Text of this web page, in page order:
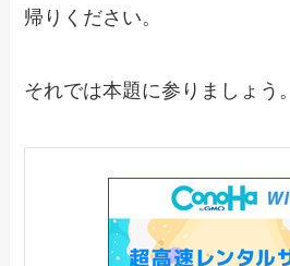
帰りください。
それでは本題に参りましょう。